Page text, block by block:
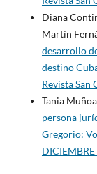
Diana
Martín
desarrollo
destino
Revista San
Tania
persona
Gregorio: